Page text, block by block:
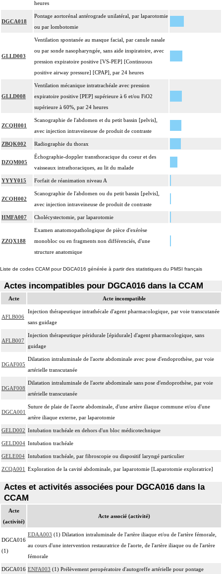
heures
DGCA018
Pontage aortorénal antérograde unilatéral, par laparotomie
ou par lombotomie
GLLD003
Ventilation spontanée au masque facial, par canule nasale
ou par sonde nasopharyngée, sans aide inspiratoire, avec
pression expiratoire positive [VS-PEP] [Continuous
positive airway pressure] [CPAP], par 24 heures
GLLD008
Ventilation mécanique intratrachéale avec pression
expiratoire positive [PEP] supérieure à 6 et/ou FiO2
supérieure à 60%, par 24 heures
ZCQH001
Scanographie de l'abdomen et du petit bassin [pelvis],
avec injection intraveineuse de produit de contraste
ZBQK002 Radiographie du thorax
DZQM005
Échographie-doppler transthoracique du coeur et des
vaisseaux intrathoraciques, au lit du malade
YYYY015 Forfait de réanimation niveau A
ZCQH002
Scanographie de l'abdomen ou du petit bassin [pelvis],
avec injection intraveineuse de produit de contraste
HMFA007 Cholécystectomie, par laparotomie
ZZQX188
Examen anatomopathologique de pièce d'exérèse
monobloc ou en fragments non différenciés, d'une
structure anatomique
Liste de codes CCAM pour DGCA016 générée à partir des statistiques du PMSI français
Actes incompatibles pour DGCA016 dans la CCAM
Acte Acte incompatible
AFLB006
Injection thérapeutique intrathécale d'agent pharmacologique, par voie transcutanée
sans guidage
AFLB007
Injection thérapeutique péridurale [épidurale] d'agent pharmacologique, sans
guidage
DGAF005
Dilatation intraluminale de l'aorte abdominale avec pose d'endoprothèse, par voie
artérielle transcutanée
DGAF008
Dilatation intraluminale de l'aorte abdominale sans pose d'endoprothèse, par voie
artérielle transcutanée
DGCA001
Suture de plaie de l'aorte abdominale, d'une artère iliaque commune et/ou d'une
artère iliaque externe, par laparotomie
GELD002 Intubation trachéale en dehors d'un bloc médicotechnique
GELD004 Intubation trachéale
GELE004 Intubation trachéale, par fibroscopie ou dispositif laryngé particulier
ZCQA001 Exploration de la cavité abdominale, par laparotomie [Laparotomie exploratrice]
Actes et activités associées pour DGCA016 dans la
CCAM
Acte
(activité)
Acte associé (activité)
DGCA016
(1)
EDAA003 (1) Dilatation intraluminale de l'artère iliaque et/ou de l'artère fémorale,
au cours d'une intervention restauratrice de l'aorte, de l'artère iliaque ou de l'artère
fémorale
DGCA016 ENFA003 (1) Prélèvement peropératoire d'autogreffe artérielle pour pontage